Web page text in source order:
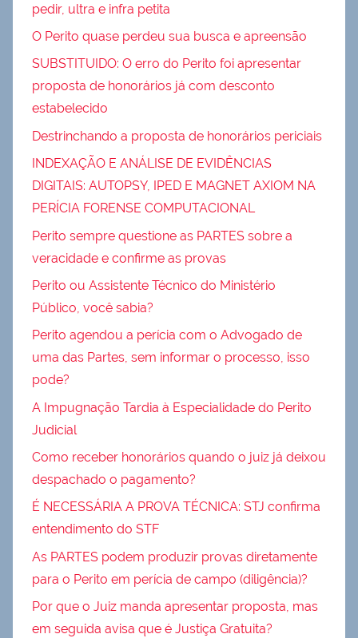
pedir, ultra e infra petita
O Perito quase perdeu sua busca e apreensão
SUBSTITUIDO: O erro do Perito foi apresentar
proposta de honorários já com desconto
estabelecido
Destrinchando a proposta de honorários periciais
INDEXAÇÃO E ANÁLISE DE EVIDÊNCIAS
DIGITAIS: AUTOPSY, IPED E MAGNET AXIOM NA
PERÍCIA FORENSE COMPUTACIONAL
Perito sempre questione as PARTES sobre a
veracidade e confirme as provas
Perito ou Assistente Técnico do Ministério
Público, você sabia?
Perito agendou a perícia com o Advogado de
uma das Partes, sem informar o processo, isso
pode?
A Impugnação Tardia à Especialidade do Perito
Judicial
Como receber honorários quando o juiz já deixou
despachado o pagamento?
É NECESSÁRIA A PROVA TÉCNICA: STJ confirma
entendimento do STF
As PARTES podem produzir provas diretamente
para o Perito em perícia de campo (diligência)?
Por que o Juiz manda apresentar proposta, mas
em seguida avisa que é Justiça Gratuita?